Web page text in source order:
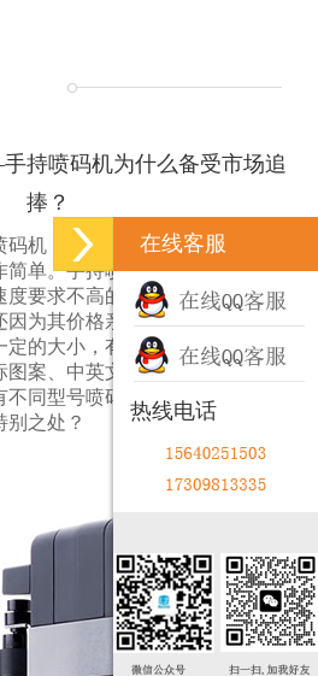
持喷码机为什么备受市场追
捧？
机，是一种便捷式喷码机。可随
简单。手持喷码机与在线喷码机有
要求不高的企业，其小巧机身便
因为其价格亲民，采购成本与使用
的大小，有实体、点阵体、空心
图案、中英文字体、数字、条形
同型号喷码机适用。那么，手持
别之处？
在线客服
热线电话